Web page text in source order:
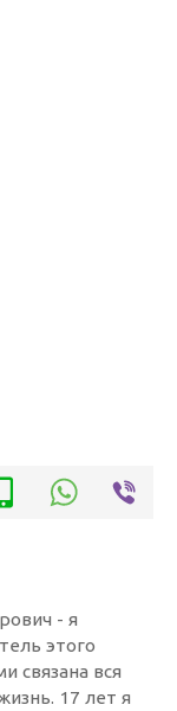
- я
этого
связана вся
17 лет я